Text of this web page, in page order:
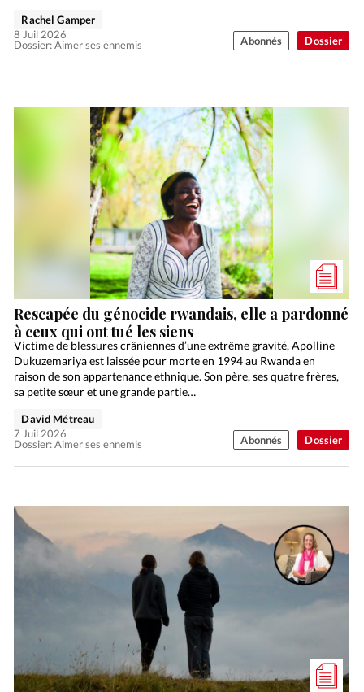
Dossier
Dossier: Aimer ses ennemis
Rachel Gamper
8 Juil 2026
Abonnés
Dossier
Rescapée du génocide rwandais, elle a pardonné
à ceux qui ont tué les siens
Victime de blessures crâniennes d’une extrême gravité, Apolline
Dukuzemariya est laissée pour morte en 1994 au Rwanda en
raison de son appartenance ethnique. Son père, ses quatre frères,
sa petite sœur et une grande partie…
Dossier: Aimer ses ennemis
David Métreau
7 Juil 2026
Abonnés